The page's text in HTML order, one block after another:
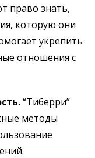
право знать,
которую они
укрепить
отношения с
“Тиберри”
методы